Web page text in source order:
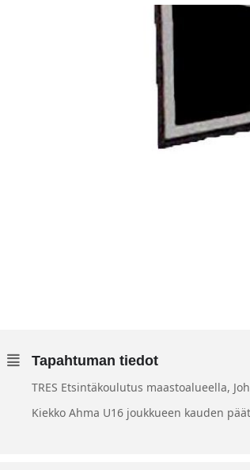
Tapahtuman tiedot
TRES Etsintäkoulutus maastoalueella,
Kiekko Ahma U16 joukkueen kauden